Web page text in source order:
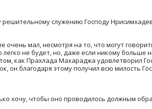
служению Господу
мал, несмотря на то, что могут
не будет, но, даже если никому больше
как Прахлада Махараджа удовлетворил
он благодаря этому получил всю милость
хочу, чтобы оно проводилось должным